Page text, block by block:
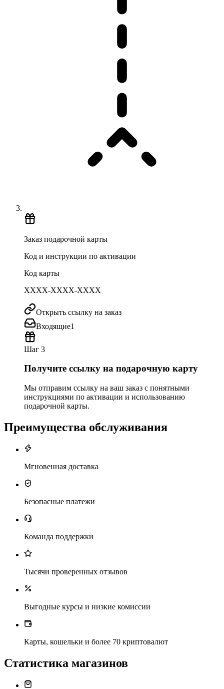
Заказ подарочной карты
Код и инструкции по активации
Код карты
XXXX-XXXX-XXXX
Открыть ссылку на заказ
Входящие1
Шаг 3
Получите ссылку на подарочную карту
Мы отправим ссылку на ваш заказ с понятными
инструкциями по активации и использованию
подарочной карты.
Преимущества обслуживания
Мгновенная доставка
Безопасные платежи
Команда поддержки
Тысячи проверенных отзывов
Выгодные курсы и низкие комиссии
Карты, кошельки и более 70 криптовалют
Статистика магазинов